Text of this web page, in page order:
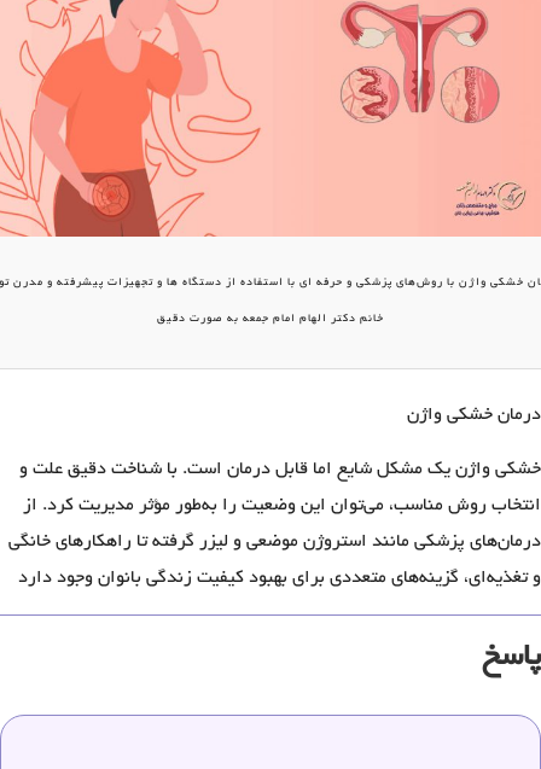
خشکی واژن با روش‌های پزشکی و حرفه ای با استفاده از دستگاه ها و تجهیزات پیشرفته و مدرن
خانم دکتر الهام امام جمعه به صورت دقیق
درمان خشکی واژن
خشکی واژن یک مشکل شایع اما قابل درمان است. با شناخت دقیق علت و
انتخاب روش مناسب، می‌توان این وضعیت را به‌طور مؤثر مدیریت کرد. از
درمان‌های پزشکی مانند استروژن موضعی و لیزر گرفته تا راهکارهای خانگی
و تغذیه‌ای، گزینه‌های متعددی برای بهبود کیفیت زندگی بانوان وجود دارد
پاسخ